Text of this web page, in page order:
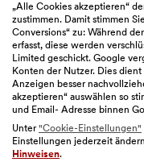
Bitte auswählen
Sitemap
„Alle Cookies akzeptieren“
zustimmen. Damit stimmen
Conversions“ zu: Während
erfasst, diese werden
Limited geschickt. Google
Konten der Nutzer. Dies
Anzeigen besser
akzeptieren“ auswählen so
und Email- Adresse binnen
Unter"Cookie-Einstellungen"
Einstellungen jederzeit
Hinweisen.